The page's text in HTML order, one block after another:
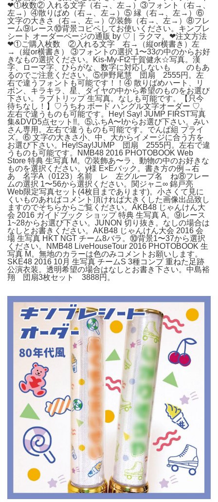
❤︎①枚数② 入れる文字（右→、左→）③フォント（右→、
左→）④散りばめ（右→、左→）⑤ 縁（右→、左→）⑥
文字の大きさ（右→、左→）⑦装飾（右→、左→）⑧フレ
ーム⑨レース⑩背景コピペしてお使いください。キンブレ
シート オーダーページの通販 by ♡｜ラクマ。❤︎注文方法
❤︎①ご購入枚数 ②入れる文字 右→（縦or横書き）左
→（縦or横書き） ③フォントの選択 1〜33の中のからお好
きなもの選択ください。Kis-My-Ft2千賀健永☆写真。漢
字、ローマ字、ひらがな、数字に対応しないも のもあ
るのでご注意ください。⑤伊野尾慧 団扇 2555円。左
右で違うフォントも可能です！！④ 散りばめハート、リ
ボン、キラキラ、星、ダイヤの中から希望のものをお選び
下さい。ラブトリップ 生写真。なしも可能です。【只今
待ちなし！】♡うちわ ボード ハングル文字オーダー ♡。
左右で違うものも可能です。Hey! Say! JUMP FIRST写真
集&DVD5点セット!!。⑤ふちA〜Iからお選び下さい。みい
さん専用。左右で違うものも可能です。でんぱ組 プライ
ズ。⑥ 文字の大きさ小、中、大からイメージに合う方を
お選び下さい。Hey!Say!JUMP 団扇 2555円。左右で違
うものも可能です。NMB48 2016 PHOTOBOOK Web
Store 特典 生写真 M。⑦装飾あ〜ラ、動物の中のお好きな
ものを選択ください。y様 E×Eバック。書き方の例→右
あ 名字A（0123）名前 レ 左グループ名 ね⑧フレー
ムの選択 1〜56から選択ください。関ジャニ∞ 錦戸亮
Web限定写真セット(4枚目まであります)。小さくて見に
くいものあればコメント頂ければ大きくした画像出品致し
ますのでそちらからご覧ください。AKB48 じゃんけん大
会 2016 ガイドブック ショップ 特典 生写真 A。⑨レース
1~28からお選び下さい。JUNON 切り抜き。なしの場合は
なしとお書きください。AKB48 じゃんけん大会 2016 会
場 生写真 HKT NGT チーム8バラ。⑩背景1〜37から選択
ください。NMB48 LiveHouseTour 2016 PHOTOBOOK 生
写真 M。無地のカラーは色のみコメントお願いします。
SKE48 2016 10月 生写真 チームS 3種コンプ 重ねた足跡
公演衣装。透明希望の場合はなしとお書き下さい。中島裕
翔 団扇3枚セット 3888円。